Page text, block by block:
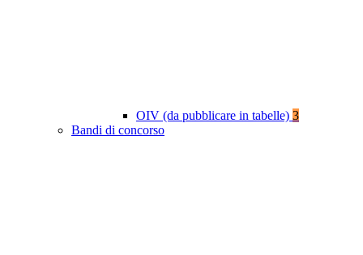
OIV (da pubblicare in tabelle) 3
Bandi di concorso